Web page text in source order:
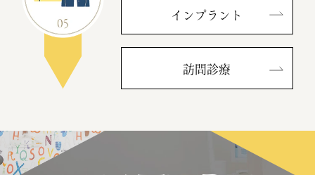
インプラント
訪問診療